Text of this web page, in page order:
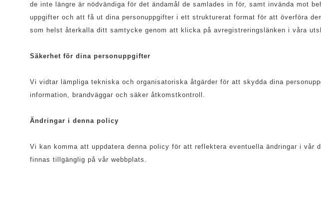
de inte längre är nödvändiga för det ändamål de samlades in för, samt invända mot
uppgifter och att få ut dina personuppgifter i ett strukturerat format för att överföra
som helst återkalla ditt samtycke genom att klicka på avregistreringslänken i våra
Säkerhet för dina personuppgifter
Vi vidtar lämpliga tekniska och organisatoriska åtgärder för att skydda dina
information, brandväggar och säker åtkomstkontroll.
Ändringar i denna policy
Vi kan komma att uppdatera denna policy för att reflektera eventuella ändringar i
finnas tillgänglig på vår webbplats.